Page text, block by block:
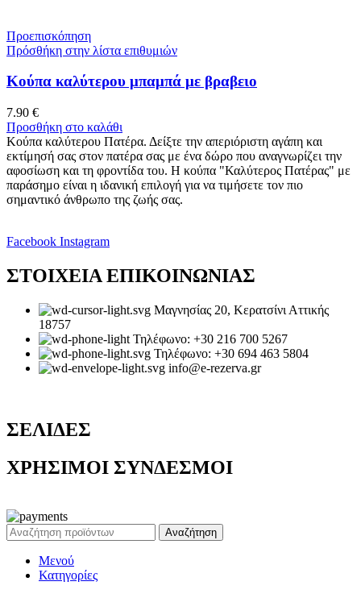
Προεπισκόπηση
Πρόσθήκη στην λίστα επιθυμιών
Κούπα καλύτερου μπαμπά με βραβειο
7.90 €
Προσθήκη στο καλάθι
Κούπα καλύτερου Πατέρα. Δείξτε την απεριόριστη αγάπη και
εκτίμησή σας στον πατέρα σας με ένα δώρο που αναγνωρίζει την
αφοσίωση και τη φροντίδα του. Η κούπα "Καλύτερος Πατέρας" με
παράσημο είναι η ιδανική επιλογή για να τιμήσετε τον πιο
σημαντικό άνθρωπο της ζωής σας.
Facebook Instagram
ΣΤΟΙΧΕΙΑ ΕΠΙΚΟΙΝΩΝΙΑΣ
Μαγνησίας 20, Κερατσίνι Αττικής
18757
Τηλέφωνο: +30 216 700 5267
Τηλέφωνο: +30 694 463 5804
info@e-rezerva.gr
ΣΕΛΙΔΕΣ
ΧΡΗΣΙΜΟΙ ΣΥΝΔΕΣΜΟΙ
Αναζήτηση
Μενού
Κατηγορίες